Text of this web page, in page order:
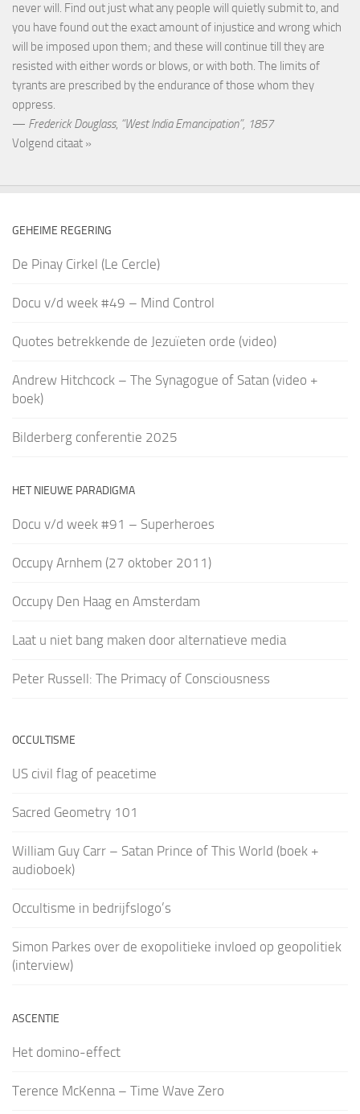
never will. Find out just what any people will quietly submit to, and
you have found out the exact amount of injustice and wrong which
will be imposed upon them; and these will continue till they are
resisted with either words or blows, or with both. The limits of
tyrants are prescribed by the endurance of those whom they
oppress.
— Frederick Douglass, “West India Emancipation”, 1857
Volgend citaat »
GEHEIME REGERING
De Pinay Cirkel (Le Cercle)
Docu v/d week #49 – Mind Control
Quotes betrekkende de Jezuïeten orde (video)
Andrew Hitchcock – The Synagogue of Satan (video +
boek)
Bilderberg conferentie 2025
HET NIEUWE PARADIGMA
Docu v/d week #91 – Superheroes
Occupy Arnhem (27 oktober 2011)
Occupy Den Haag en Amsterdam
Laat u niet bang maken door alternatieve media
Peter Russell: The Primacy of Consciousness
OCCULTISME
US civil flag of peacetime
Sacred Geometry 101
William Guy Carr – Satan Prince of This World (boek +
audioboek)
Occultisme in bedrijfslogo’s
Simon Parkes over de exopolitieke invloed op geopolitiek
(interview)
ASCENTIE
Het domino-effect
Terence McKenna – Time Wave Zero